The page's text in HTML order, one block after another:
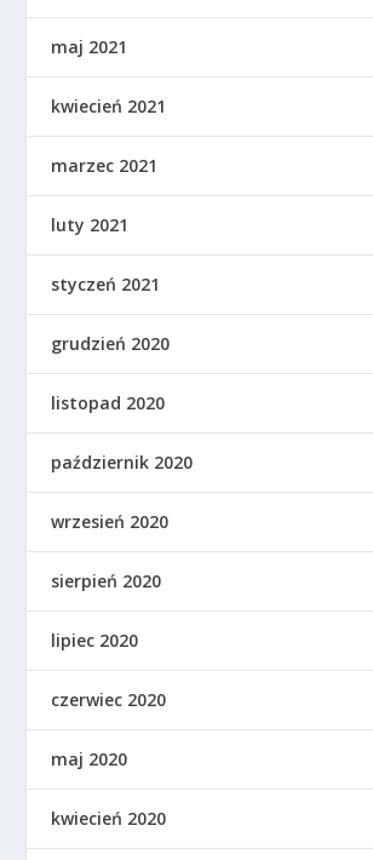
maj 2021
kwiecień 2021
marzec 2021
luty 2021
styczeń 2021
grudzień 2020
listopad 2020
październik 2020
wrzesień 2020
sierpień 2020
lipiec 2020
czerwiec 2020
maj 2020
kwiecień 2020